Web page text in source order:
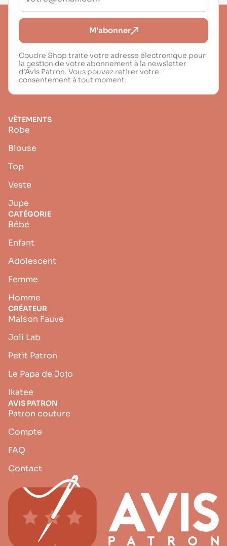
M'abonner
Coudre Shop traite votre adresse électronique pour
la gestion de votre abonnement à la newsletter
d’Avis Patron. Vous pouvez retirer votre
consentement à tout moment.
VÊTEMENTS
Robe
Blouse
Top
Veste
Jupe
CATÉGORIE
Bébé
Enfant
Adolescent
Femme
Homme
CRÉATEUR
Maison Fauve
Joli Lab
Petit Patron
Le Papa de Jojo
Ikatee
AVIS PATRON
Patron couture
Compte
FAQ
Contact